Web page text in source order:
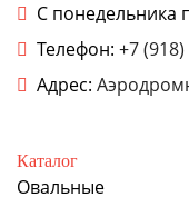
С понедельника
Телефон: +7
Адрес:
Каталог
Овальные